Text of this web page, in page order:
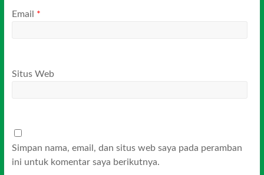
Email *
Situs Web
Simpan nama, email, dan situs web saya pada peramban
ini untuk komentar saya berikutnya.